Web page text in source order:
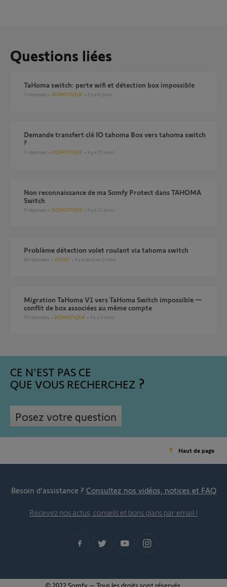
Questions liées
TaHoma switch: perte wifi et détection box impossible
3 réponses DOMOTIQUE il y a 6 jours
Demande transfert clé IO tahoma Box vers tahoma switch
?
7 réponses DOMOTIQUE il y a 19 jours
Non reconnaissance de ma Somfy Protect dans TAHOMA
Switch
9 réponses DOMOTIQUE il y a 11 jours
Problème détection volet roulant via tahoma switch
69 réponses VOLET il y a environ 2 mois
Migration TaHoma V1 vers TaHoma Switch impossible —
conflit de box associées au même compte
55 réponses DOMOTIQUE il y a 3 mois
CE N'EST PAS CE
QUE VOUS RECHERCHEZ
Posez votre question
Haut de page
Besoin d’assistance ? Consultez nos vidéos, notices et FAQ
Recevez nos actus, conseils et bons plans par email !
© 2022 Somfy – Tous les droits sont réservés.